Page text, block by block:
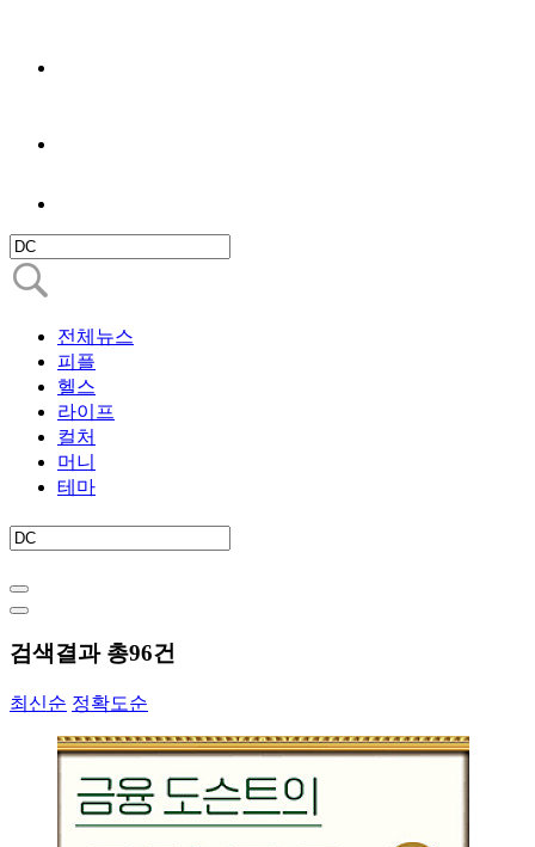
전체뉴스
피플
헬스
라이프
컬처
머니
테마
검색결과 총96건
최신순 정확도순